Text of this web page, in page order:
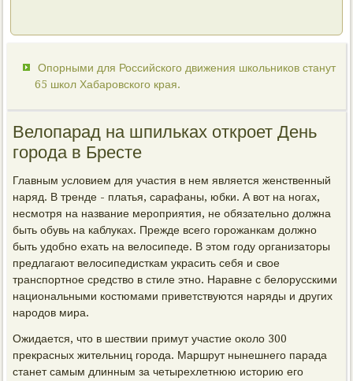
Опорными для Российского движения школьников станут
65 школ Хабаровского края.
Велопарад на шпильках откроет День
города в Бресте
Главным условием для участия в нем является женственный
наряд. В тренде - платья, сарафаны, юбки. А вот на ногах,
несмотря на название мероприятия, не обязательно должна
быть обувь на каблуках. Прежде всего горожанкам должно
быть удобно ехать на велосипеде. В этом году организаторы
предлагают велосипедисткам украсить себя и свое
транспортное средство в стиле этно. Наравне с белорусскими
национальными костюмами приветствуются наряды и других
народов мира.
Ожидается, что в шествии примут участие около 300
прекрасных жительниц города. Маршрут нынешнего парада
станет самым длинным за четырехлетнюю историю его